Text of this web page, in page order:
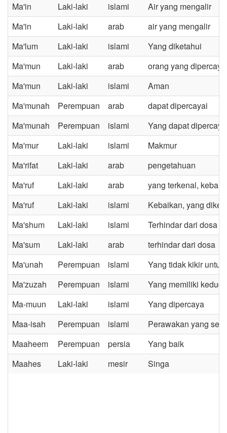
Ma'in
Laki-laki islami
Air yang mengalir
Ma'in
Laki-laki arab
air yang mengalir
Ma'lum
Laki-laki islami
Yang diketahui
Ma'mun
Laki-laki arab
orang yang dipercaya
Ma'mun
Laki-laki islami
Aman
Ma'munah
Perempuan arab
dapat dipercayai
Ma'munah
Perempuan islami
Yang dapat
Ma'mur
Laki-laki islami
Makmur
Ma'rifat
Laki-laki arab
pengetahuan
Ma'ruf
Laki-laki arab
yang terkenal,
Ma'ruf
Laki-laki islami
Kebaikan, yang
Ma'shum
Laki-laki islami
Terhindar dari dosa
Ma'sum
Laki-laki arab
terhindar dari dosa
Ma'unah
Perempuan islami
Yang tidak kikir
Ma'zuzah
Perempuan islami
Yang memiliki
Ma-muun
Laki-laki islami
Yang dipercaya
Maa-isah
Perempuan islami
Perawakan yang
Maaheem
Perempuan persia
Yang baik
Maahes
Laki-laki mesir Singa